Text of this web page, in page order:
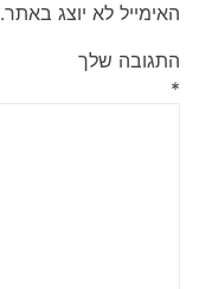
האימייל לא יוצג באתר.
התגובה שלך
*